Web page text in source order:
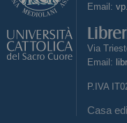
Email:
Via
Email:
P.IVA
Casa